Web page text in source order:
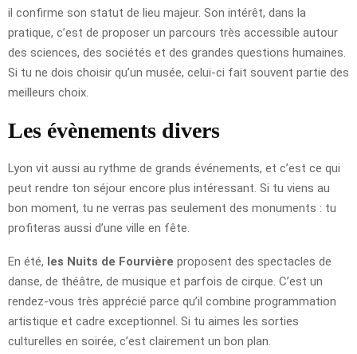
il confirme son statut de lieu majeur. Son intérêt, dans la
pratique, c’est de proposer un parcours très accessible autour
des sciences, des sociétés et des grandes questions humaines.
Si tu ne dois choisir qu’un musée, celui-ci fait souvent partie des
meilleurs choix.
Les évènements divers
Lyon vit aussi au rythme de grands événements, et c’est ce qui
peut rendre ton séjour encore plus intéressant. Si tu viens au
bon moment, tu ne verras pas seulement des monuments : tu
profiteras aussi d’une ville en fête.
En été, les Nuits de Fourvière proposent des spectacles de
danse, de théâtre, de musique et parfois de cirque. C’est un
rendez-vous très apprécié parce qu’il combine programmation
artistique et cadre exceptionnel. Si tu aimes les sorties
culturelles en soirée, c’est clairement un bon plan.